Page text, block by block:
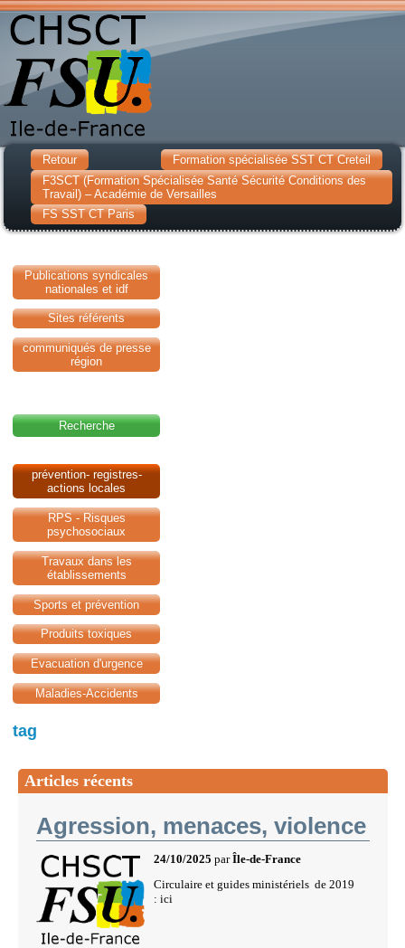
Retour
Formation spécialisée SST CT Creteil
F3SCT (Formation Spécialisée Santé Sécurité Conditions des
Travail) – Académie de Versailles
FS SST CT Paris
Publications syndicales
nationales et idf
Sites référents
communiqués de presse
région
Recherche
prévention- registres-
actions locales
RPS - Risques
psychosociaux
Travaux dans les
établissements
Sports et prévention
Produits toxiques
Evacuation d'urgence
Maladies-Accidents
tag
Articles récents
Agression, menaces, violence
24/10/2025 parÎle-de-France
Circulaire et guides ministériels de 2019
: ici